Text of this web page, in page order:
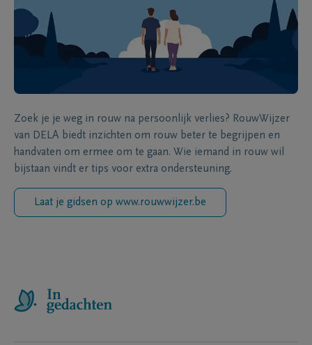
Zoek je je weg in rouw na persoonlijk verlies? RouwWijzer
van DELA biedt inzichten om rouw beter te begrijpen en
handvaten om ermee om te gaan. Wie iemand in rouw wil
bijstaan vindt er tips voor extra ondersteuning.
Laat je gidsen op www.rouwwijzer.be